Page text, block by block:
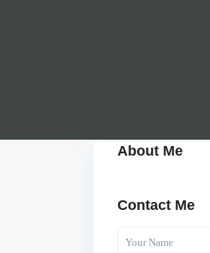
About Me
Contact Me